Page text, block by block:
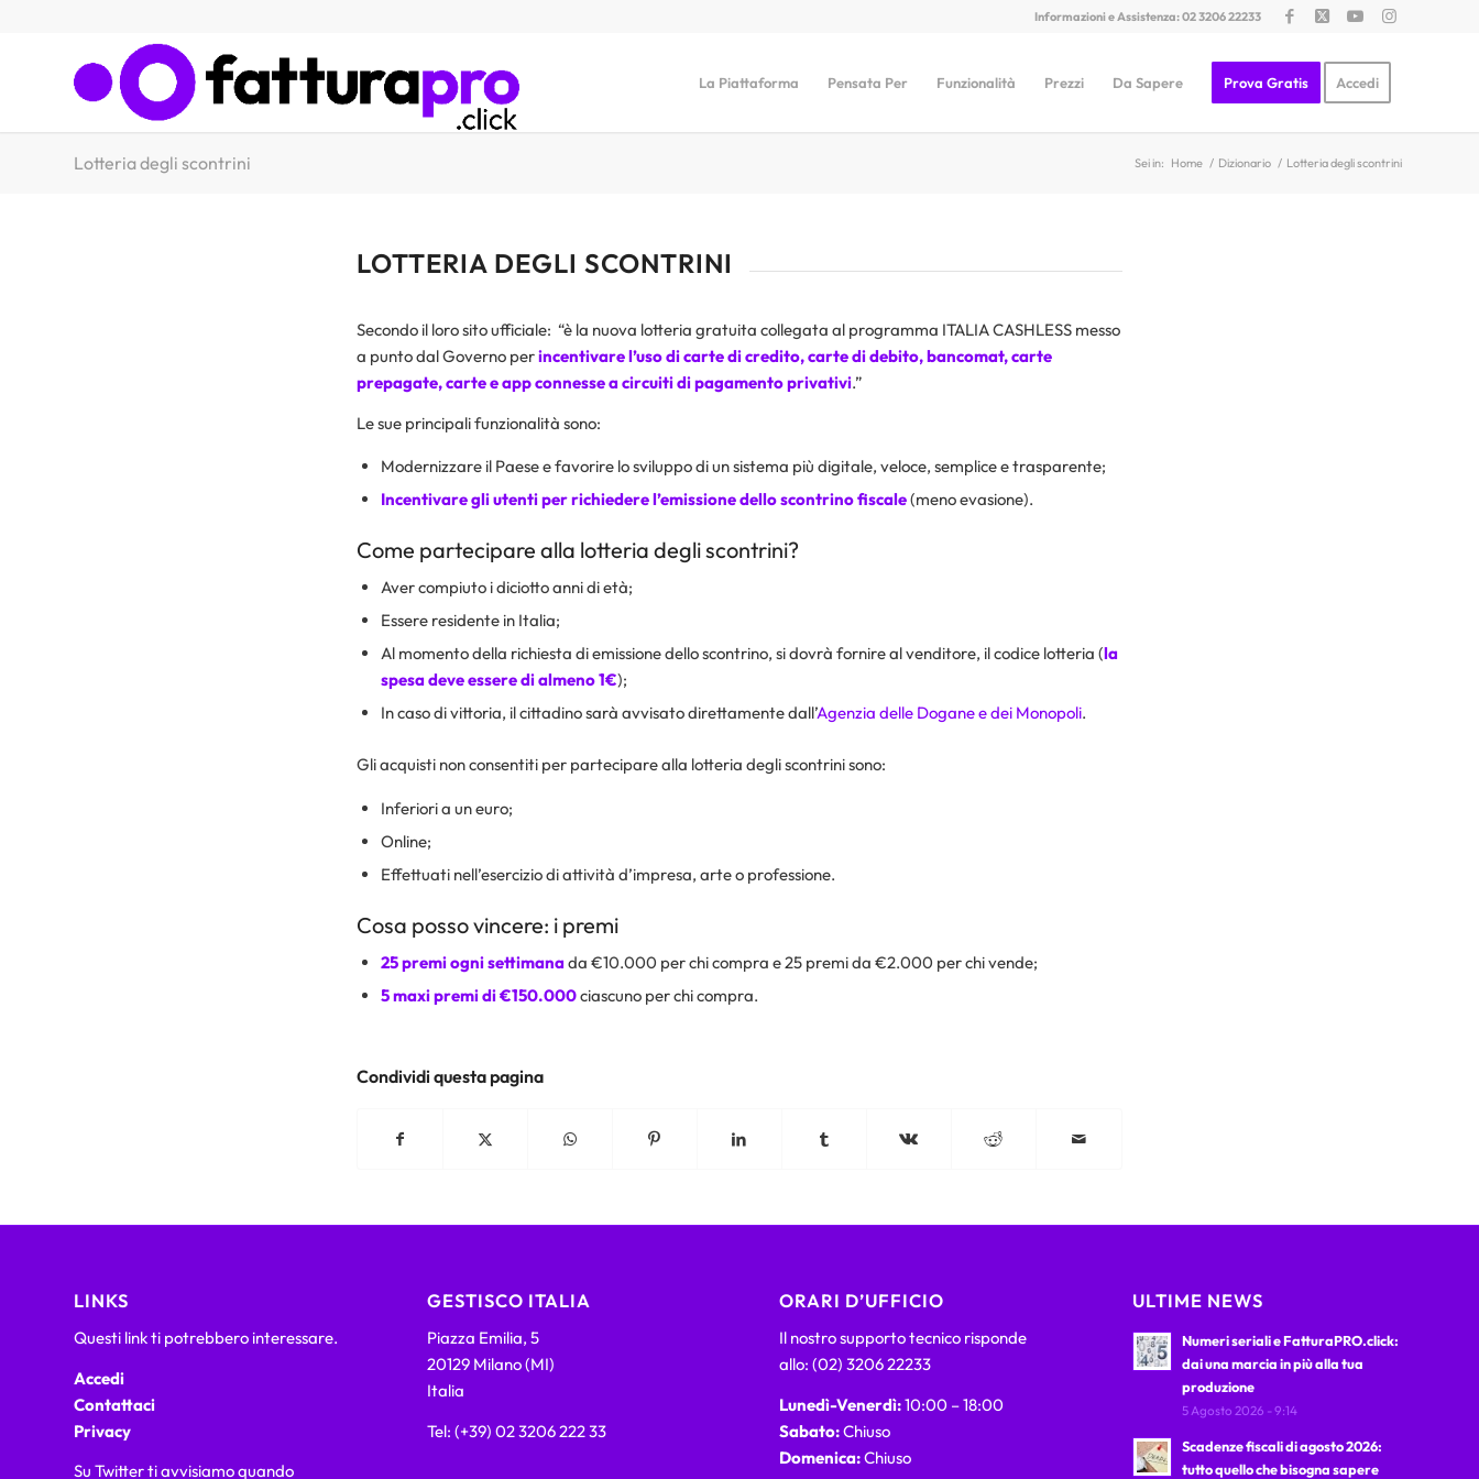
Informazioni e Assistenza: 02 3206 22233
La Piattaforma Pensata Per Funzionalità Prezzi Da Sapere Prova Gratis Accedi
Lotteria degli scontrini Sei in: Home / Dizionario / Lotteria degli scontrini
LOTTERIA DEGLI SCONTRINI
Secondo il loro sito ufficiale: “è la nuova lotteria gratuita collegata al programma ITALIA CASHLESS messo
a punto dal Governo perincentivare l’uso di carte di credito, carte di debito, bancomat, carte
prepagate, carte e app connesse a circuiti di pagamento privativi.”
Le sue principali funzionalità sono:
Modernizzare il Paese e favorire lo sviluppo di un sistema più digitale, veloce, semplice e trasparente;
Incentivare gli utenti per richiedere l’emissione delloscontrino fiscale(meno evasione).
Come partecipare alla lotteria degli scontrini?
Aver compiuto i diciotto anni di età;
Essere residente in Italia;
Al momento della richiesta di emissione dello scontrino, si dovrà fornire al venditore, il codice lotteria (la
spesa deve essere di almeno 1€);
In caso di vittoria, il cittadino sarà avvisato direttamentedall’Agenzia delle Dogane e dei Monopoli.
Gli acquisti non consentiti per partecipare alla lotteria degli scontrini sono:
Inferiori a un euro;
Online;
Effettuati nell’esercizio di attività d’impresa, arte o professione.
Cosa posso vincere: i premi
25 premi ogni settimanada €10.000 per chi compra e 25 premi da €2.000 per chi vende;
5 maxi premi di €150.000ciascuno per chi compra.
Condividi questa pagina
LINKS
Questi link ti potrebbero interessare.
Accedi
Contattaci
Privacy
Su Twitter ti avvisiamo quando
GESTISCO ITALIA
Piazza Emilia, 5
20129 Milano (MI)
Italia
Tel: (+39) 02 3206 222 33
ORARI D’UFFICIO
Il nostro supporto tecnico risponde
allo: (02) 3206 22233
Lunedì-Venerdì:10:00 – 18:00
Sabato:Chiuso
Domenica:Chiuso
ULTIME NEWS
Numeri seriali e FatturaPRO.click:
dai una marcia in più alla tua
produzione
5 Agosto 2026 - 9:14
Scadenze fiscali di agosto 2026:
tutto quello che bisogna sapere